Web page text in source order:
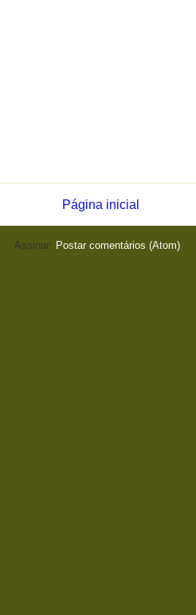
Página inicial
Assinar: Postar comentários (Atom)